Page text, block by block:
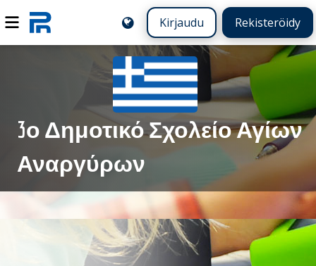
Kirjaudu Rekisteröidy
3ο Δημοτικό Σχολείο Αγίων
Αναργύρων